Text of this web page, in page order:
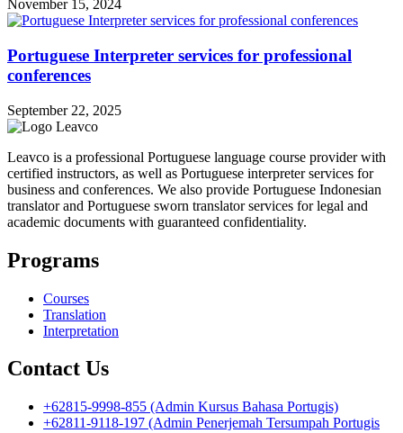
November 15, 2024
Portuguese Interpreter services for professional
conferences
September 22, 2025
Leavco is a professional Portuguese language course provider with
certified instructors, as well as Portuguese interpreter services for
business and conferences. We also provide Portuguese Indonesian
translator and Portuguese sworn translator services for legal and
academic documents with guaranteed confidentiality.
Programs
Courses
Translation
Interpretation
Contact Us
+62815-9998-855 (Admin Kursus Bahasa Portugis)
+62811-9118-197 (Admin Penerjemah Tersumpah Portugis